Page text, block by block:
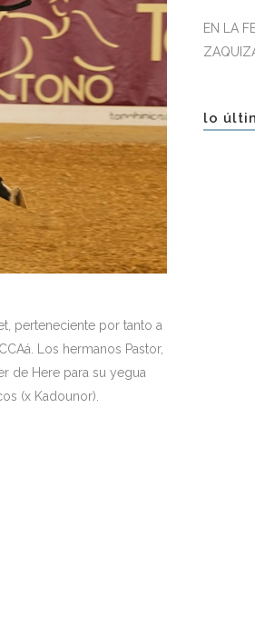
perteneciente por tanto a
Los hermanos Pastor,
de Here para su yegua
(x Kadounor).
EN LA
lo